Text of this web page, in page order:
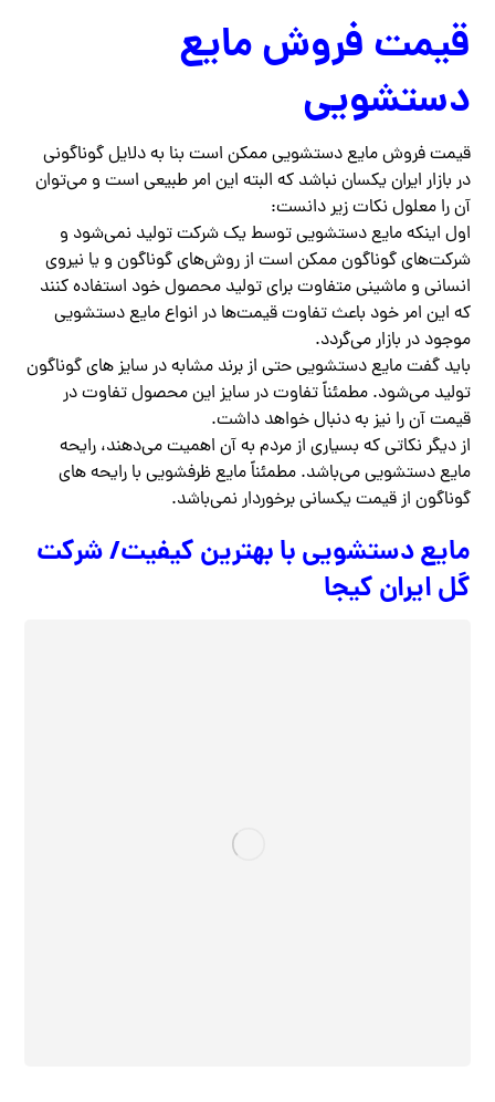
قیمت فروش مایع
دستشویی
قیمت فروش مایع دستشویی ممکن است بنا به دلایل گوناگونی
در بازار ایران یکسان نباشد که البته این امر طبیعی است و می‌توان
آن را معلول نکات زیر دانست:
اول اینکه مایع دستشویی توسط یک شرکت تولید نمی‌شود و
شرکت‌های گوناگون ممکن است از روش‌های گوناگون و یا نیروی
انسانی و ماشینی متفاوت برای تولید محصول خود استفاده کنند
که این امر خود باعث تفاوت قیمت‌ها در انواع مایع دستشویی
موجود در بازار می‌گردد.
باید گفت مایع دستشویی حتی از برند مشابه در سایز های گوناگون
تولید می‌شود. مطمئناً تفاوت در سایز این محصول تفاوت در
قیمت آن را نیز به دنبال خواهد داشت.
از دیگر نکاتی که بسیاری از مردم به آن اهمیت می‌دهند، رایحه
مایع دستشویی می‌باشد. مطمئناً مایع ظرفشویی با رایحه های
گوناگون از قیمت یکسانی برخوردار نمی‌باشد.
مایع دستشویی با بهترین کیفیت/ شرکت
گل ایران کیجا